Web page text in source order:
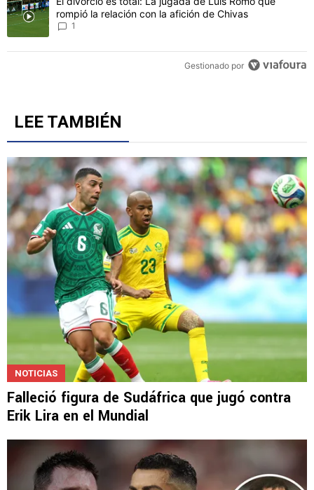
Este listado muestra los artículos con más comentarios en los
Un artículo de tendencia con el título "Joel Huiqui valoró el triunfo
Joel Huiqui valoró el triunfo de Cruz Azul, pero puso
los pies en la tierra: "Hay cosas que corregir"
Un artículo de tendencia con el título "El divorcio es total: La
El divorcio es total: La jugada de Luis Romo que
LEE TAMBIÉN
Falleció figura de Sudáfrica que jugó contra
Erik Lira en el Mundial